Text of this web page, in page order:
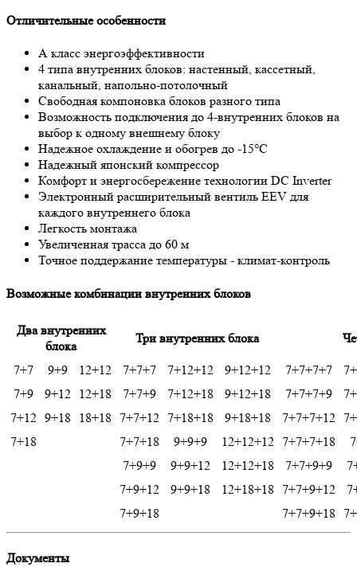
Отличительные особенности
А класс энергоэффективности
4 типа внутренних блоков: настенный, кассетный,
канальный, напольно-потолочный
Свободная компоновка блоков разного типа
Возможность подключения до 4-внутренних блоков на
выбор к одному внешнему блоку
Надежное охлаждение и обогрев до -15°C
Надежный японский компрессор
Комфорт и энергосбережение технологии DC Inverter
Электронный расширительный вентиль EEV для
каждого внутреннего блока
Легкость монтажа
Увеличенная трасса до 60 м
Точное поддержание температуры - климат-контроль
Возможные комбинации внутренних блоков
Два внутренних
блока
Три внутренних блока
7+7 9+9 12+12 7+7+7 7+12+12 9+12+12 7+7+7+7
7+9
9+12 12+18 7+7+9 7+12+18 9+12+18 7+7+7+9
7+12 9+18 18+18 7+7+12 7+18+18 9+18+18 7+7+7+12
7+18
7+7+18 9+9+9 12+12+12 7+7+7+18
7+9+9
9+9+12 12+12+18 7+7+9+9
7+9+12
9+9+18 12+18+18 7+7+9+12
7+9+18
7+7+9+18
Документы